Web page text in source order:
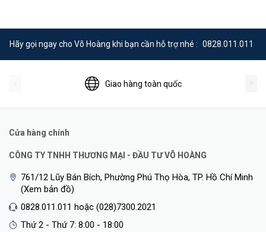
Hãy gọi ngay cho Võ Hoàng khi bạn cần hỗ trợ nhé : 0828.011.011
Giao hàng toàn quốc
Cửa hàng chính
CÔNG TY TNHH THƯƠNG MẠI - ĐẦU TƯ VÕ HOÀNG
761/12 Lũy Bán Bích, Phường Phú Thọ Hòa, TP. Hồ Chí Minh
(Xem bản đồ)
0828.011.011 hoặc (028)7300.2021
Thứ 2 - Thứ 7: 8:00 - 18:00